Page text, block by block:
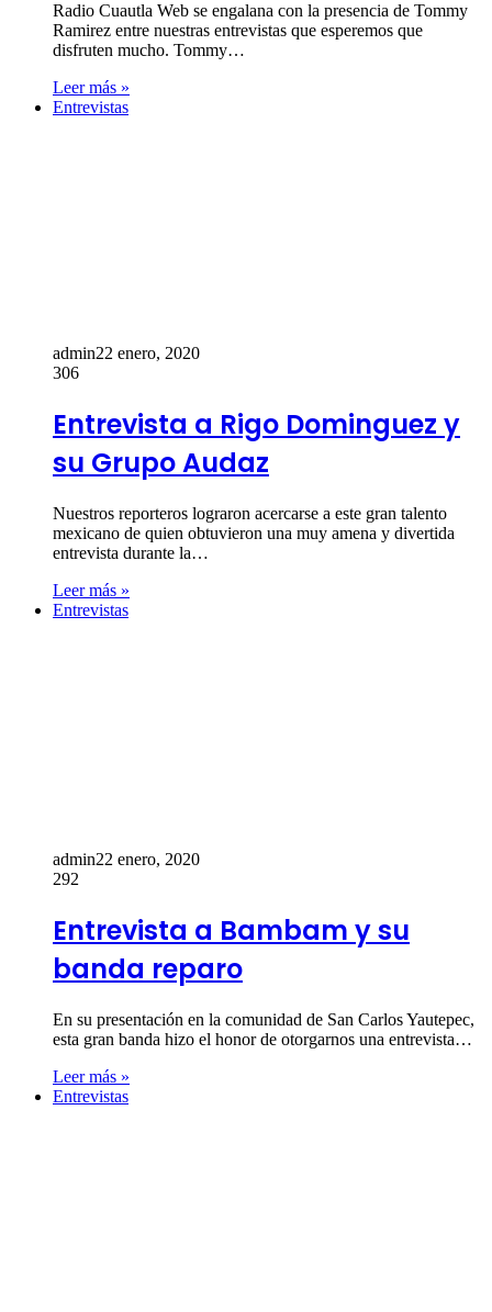
Radio Cuautla Web se engalana con la presencia de Tommy
Ramirez entre nuestras entrevistas que esperemos que
disfruten mucho. Tommy…
Leer más »
Entrevistas
admin22 enero, 2020
306
Entrevista a Rigo Dominguez y
su Grupo Audaz
Nuestros reporteros lograron acercarse a este gran talento
mexicano de quien obtuvieron una muy amena y divertida
entrevista durante la…
Leer más »
Entrevistas
admin22 enero, 2020
292
Entrevista a Bambam y su
banda reparo
En su presentación en la comunidad de San Carlos Yautepec,
esta gran banda hizo el honor de otorgarnos una entrevista…
Leer más »
Entrevistas